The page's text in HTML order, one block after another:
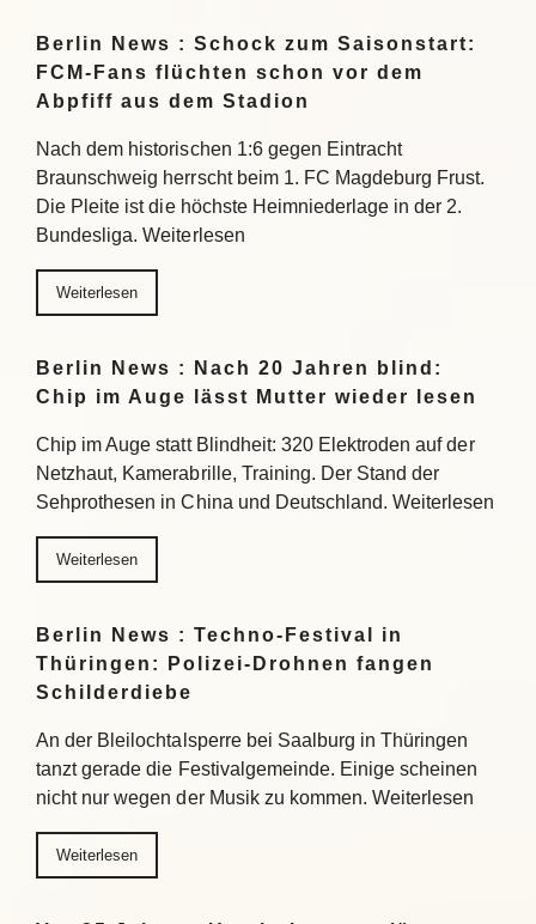
Berlin News : Schock zum Saisonstart:
FCM-Fans flüchten schon vor dem
Abpfiff aus dem Stadion
Nach dem historischen 1:6 gegen Eintracht
Braunschweig herrscht beim 1. FC Magdeburg Frust.
Die Pleite ist die höchste Heimniederlage in der 2.
Bundesliga. Weiterlesen
Weiterlesen
Berlin News : Nach 20 Jahren blind:
Chip im Auge lässt Mutter wieder lesen
Chip im Auge statt Blindheit: 320 Elektroden auf der
Netzhaut, Kamerabrille, Training. Der Stand der
Sehprothesen in China und Deutschland. Weiterlesen
Weiterlesen
Berlin News : Techno-Festival in
Thüringen: Polizei-Drohnen fangen
Schilderdiebe
An der Bleilochtalsperre bei Saalburg in Thüringen
tanzt gerade die Festivalgemeinde. Einige scheinen
nicht nur wegen der Musik zu kommen. Weiterlesen
Weiterlesen